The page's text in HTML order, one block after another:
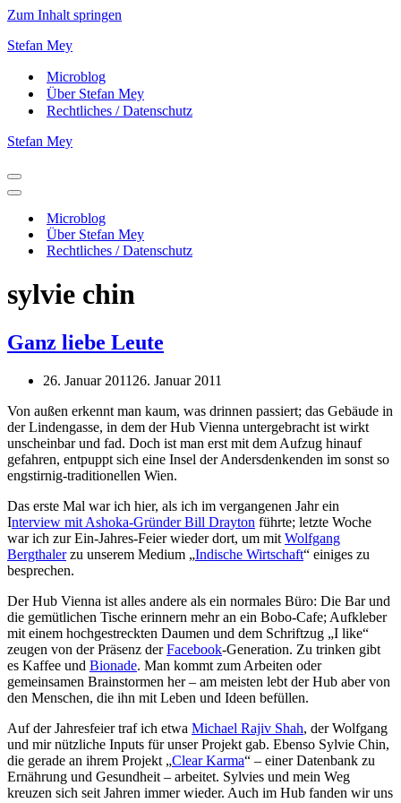
Zum Inhalt springen
Stefan Mey
Microblog
Über Stefan Mey
Rechtliches / Datenschutz
Stefan Mey
Navigationsmenü
Navigationsmenü
Microblog
Über Stefan Mey
Rechtliches / Datenschutz
sylvie chin
Ganz liebe Leute
26. Januar 2011 26. Januar 2011
Von außen erkennt man kaum, was drinnen passiert; das Gebäude in
der Lindengasse, in dem der Hub Vienna untergebracht ist wirkt
unscheinbar und fad. Doch ist man erst mit dem Aufzug hinauf
gefahren, entpuppt sich eine Insel der Andersdenkenden im sonst so
engstirnig-traditionellen Wien.
Das erste Mal war ich hier, als ich im vergangenen Jahr ein
Interview mit Ashoka-Gründer Bill Drayton führte; letzte Woche
war ich zur Ein-Jahres-Feier wieder dort, um mit Wolfgang
Bergthalerzu unserem Medium „Indische Wirtschaft“ einiges zu
besprechen.
Der Hub Vienna ist alles andere als ein normales Büro: Die Bar und
die gemütlichen Tische erinnern mehr an ein Bobo-Cafe; Aufkleber
mit einem hochgestreckten Daumen und dem Schriftzug „I like“
zeugen von der Präsenz derFacebook-Generation. Zu trinken gibt
es Kaffee und Bionade. Man kommt zum Arbeiten oder
gemeinsamen Brainstormen her – am meisten lebt der Hub aber von
den Menschen, die ihn mit Leben und Ideen befüllen.
Auf der Jahresfeier traf ich etwa Michael Rajiv Shah, der Wolfgang
und mir nützliche Inputs für unser Projekt gab. Ebenso Sylvie Chin,
die gerade an ihrem Projekt „Clear Karma“ – einer Datenbank zu
Ernährung und Gesundheit – arbeitet. Sylvies und mein Weg
kreuzen sich seit Jahren immer wieder. Auch im Hub fanden wir uns